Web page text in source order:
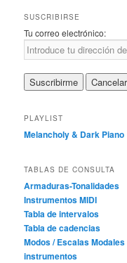
SUSCRIBIRSE
Tu correo electrónico:
PLAYLIST
Melancholy & Dark Piano
TABLAS DE CONSULTA
Armaduras-Tonalidades
Instrumentos MIDI
Tabla de intervalos
Tabla de cadencias
Modos / Escalas Modales
instrumentos